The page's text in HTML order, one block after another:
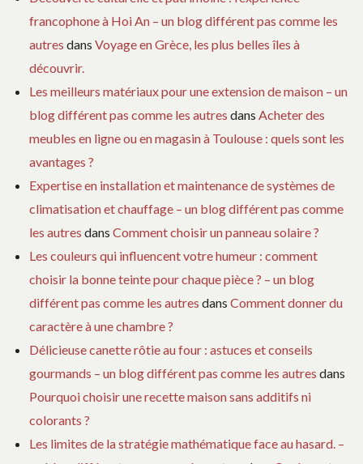
francophone à Hoi An – un blog différent pas comme les
autres dans Voyage en Grèce, les plus belles îles à
découvrir.
Les meilleurs matériaux pour une extension de maison – un
blog différent pas comme les autres dans Acheter des
meubles en ligne ou en magasin à Toulouse : quels sont les
avantages ?
Expertise en installation et maintenance de systèmes de
climatisation et chauffage – un blog différent pas comme
les autres dans Comment choisir un panneau solaire ?
Les couleurs qui influencent votre humeur : comment
choisir la bonne teinte pour chaque pièce ? – un blog
différent pas comme les autres dans Comment donner du
caractère à une chambre ?
Délicieuse canette rôtie au four : astuces et conseils
gourmands – un blog différent pas comme les autres dans
Pourquoi choisir une recette maison sans additifs ni
colorants ?
Les limites de la stratégie mathématique face au hasard. –